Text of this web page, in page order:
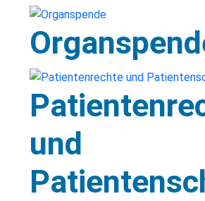
und